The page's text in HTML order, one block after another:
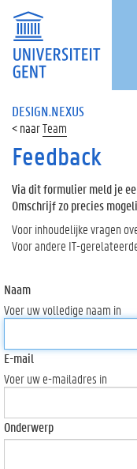
DESIGN.NEXUS
Team
Feedback
Via dit formulier meld je
Omschrijf zo precies
Voor inhoudelijke vragen
Voor andere IT-
Naam
Voer uw volledige naam in
E-mail
Voer uw e-mailadres in
Onderwerp